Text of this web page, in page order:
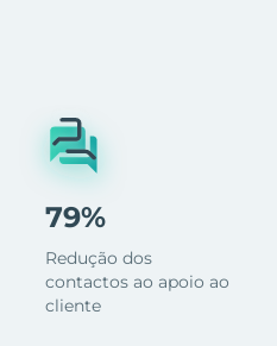
79%
Redução dos
contactos ao apoio ao
cliente